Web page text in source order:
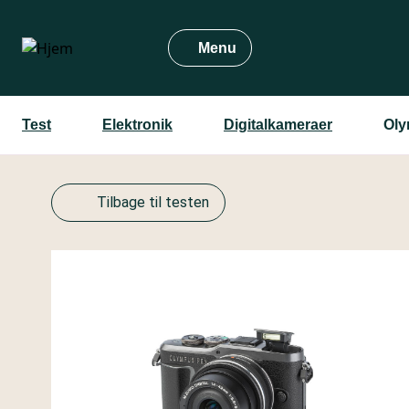
hovedindhold
Menu
Test Elektronik Digitalkameraer
Tilbage til testen